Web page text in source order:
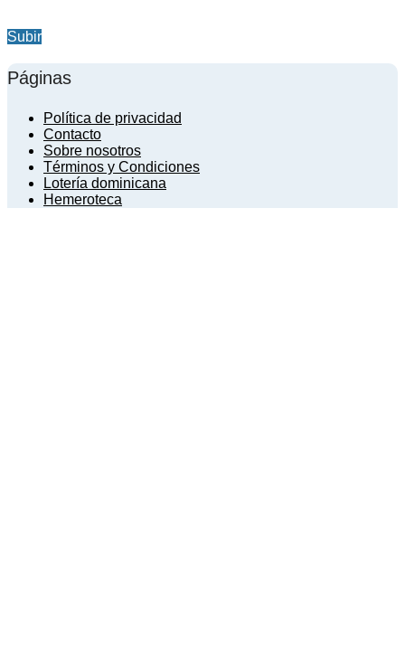
Subir
Páginas
Política de privacidad
Contacto
Sobre nosotros
Términos y Condiciones
Lotería dominicana
Hemeroteca